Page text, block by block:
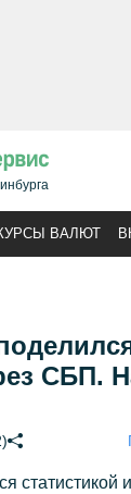
ВАЛЮТ
СБП.
статистикой